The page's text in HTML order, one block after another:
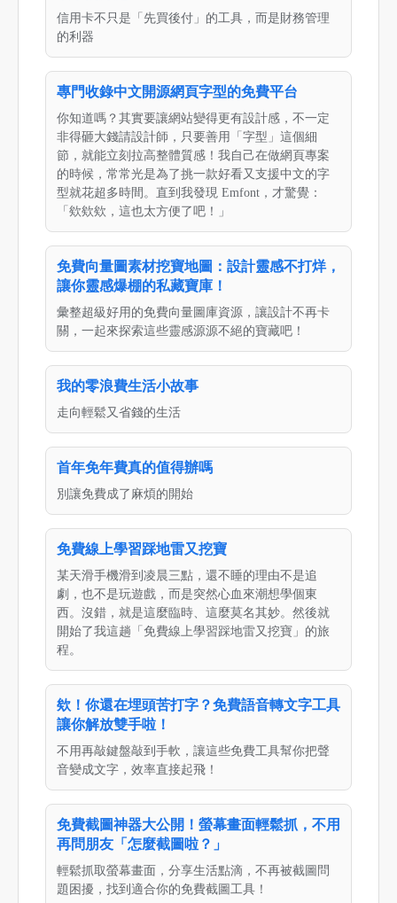
信用卡不只是「先買後付」的工具，而是財務管理
的利器
專門收錄中文開源網頁字型的免費平台
你知道嗎？其實要讓網站變得更有設計感，不一定
非得砸大錢請設計師，只要善用「字型」這個細
節，就能立刻拉高整體質感！我自己在做網頁專案
的時候，常常光是為了挑一款好看又支援中文的字
型就花超多時間。直到我發現 Emfont，才驚覺：
「欸欸欸，這也太方便了吧！」
免費向量圖素材挖寶地圖：設計靈感不打烊，
讓你靈感爆棚的私藏寶庫！
彙整超級好用的免費向量圖庫資源，讓設計不再卡
關，一起來探索這些靈感源源不絕的寶藏吧！
我的零浪費生活小故事
走向輕鬆又省錢的生活
首年免年費真的值得辦嗎
別讓免費成了麻煩的開始
免費線上學習踩地雷又挖寶
某天滑手機滑到凌晨三點，還不睡的理由不是追
劇，也不是玩遊戲，而是突然心血來潮想學個東
西。沒錯，就是這麼臨時、這麼莫名其妙。然後就
開始了我這趟「免費線上學習踩地雷又挖寶」的旅
程。
欸！你還在埋頭苦打字？免費語音轉文字工具
讓你解放雙手啦！
不用再敲鍵盤敲到手軟，讓這些免費工具幫你把聲
音變成文字，效率直接起飛！
免費截圖神器大公開！螢幕畫面輕鬆抓，不用
再問朋友「怎麼截圖啦？」
輕鬆抓取螢幕畫面，分享生活點滴，不再被截圖問
題困擾，找到適合你的免費截圖工具！